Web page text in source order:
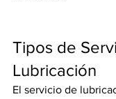
Tipos de
Lubricación
El servicio de